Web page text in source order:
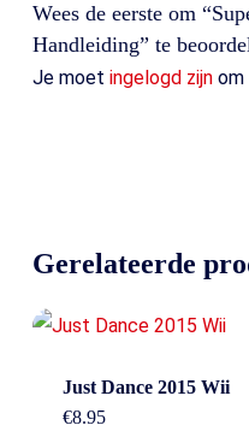
Wees de eerste om
Handleiding” te
Je moet ingelogd zijnom
Gerelateerde
Just Dance 2015 Wii
€8.95